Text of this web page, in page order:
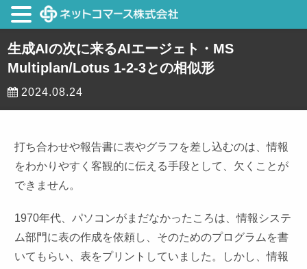
生成AIの次に来るAIエージェト・MS
Multiplan/Lotus 1-2-3との相似形
2024.08.24
打ち合わせや報告書に表やグラフを差し込むのは、情報
をわかりやすく客観的に伝える手段として、欠くことが
できません。
1970年代、パソコンがまだなかったころは、情報システ
ム部門に表の作成を依頼し、そのためのプログラムを書
いてもらい、表をプリントしていました。しかし、情報